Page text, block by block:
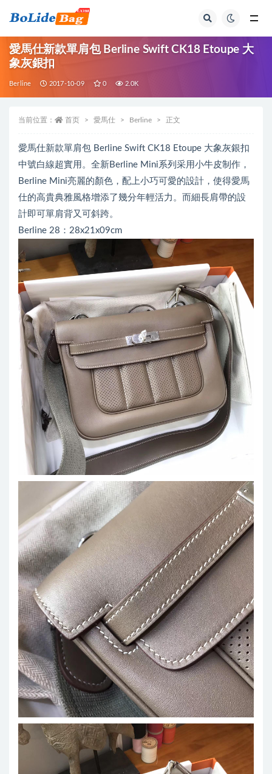
愛馬仕新款單肩包 Berline Swift CK18 Etoupe 大
象灰銀扣
Berline 2017-10-09 0 2.0K
当前位置： 首页 愛馬仕 Berline 正文
愛馬仕新款單肩包 Berline Swift CK18 Etoupe 大象灰銀扣
中號白線超實用。全新Berline Mini系列采用小牛皮制作，
Berline Mini亮麗的顏色，配上小巧可愛的設計，使得愛馬
仕的高貴典雅風格增添了幾分年輕活力。而細長肩帶的設
計即可單肩背又可斜跨。
Berline 28：28x21x09cm